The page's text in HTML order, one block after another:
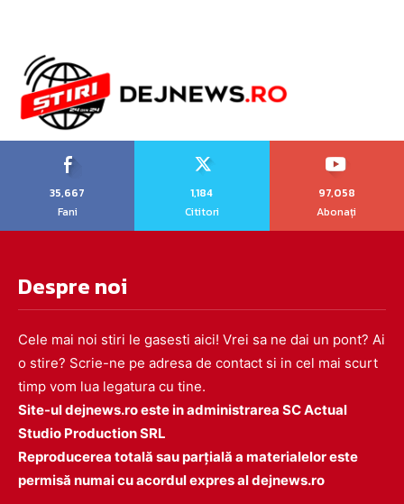
35,667
Fani
1,184
Cititori
97,058
Abonați
Despre noi
Cele mai noi stiri le gasesti aici! Vrei sa ne dai un pont? Ai
o stire? Scrie-ne pe adresa de contact si in cel mai scurt
timp vom lua legatura cu tine.
Site-ul dejnews.ro este in administrarea SC Actual
Studio Production SRL
Reproducerea totală sau parțială a materialelor este
permisă numai cu acordul expres al dejnews.ro